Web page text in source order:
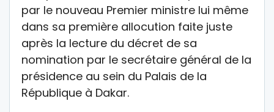
par le nouveau Premier ministre lui même
dans sa première allocution faite juste
après la lecture du décret de sa
nomination par le secrétaire général de la
présidence au sein du Palais de la
République à Dakar.